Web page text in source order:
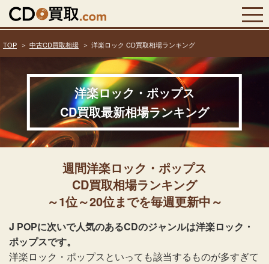
TOP 中古CD買取相場 洋楽ロック CD買取相場ランキング
洋楽ロック・ポップス
CD買取最新相場ランキング
週間洋楽ロック・ポップス
CD買取相場ランキング
～1位～20位までを毎週更新中～
J POPに次いで人気のあるCDのジャンルは洋楽ロック・
ポップスです。
洋楽ロック・ポップスといっても該当するものが多すぎて